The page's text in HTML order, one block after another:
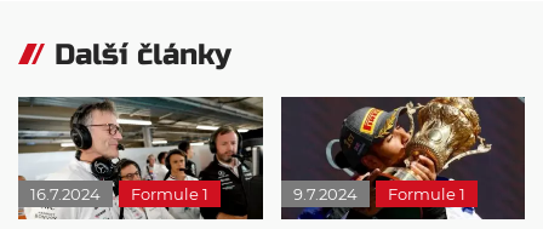
Další články
16.7.2024 Formule 1 9.7.2024 Formule 1